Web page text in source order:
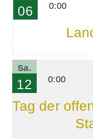
06 0:00
Sa.
12 0:00
Tag der